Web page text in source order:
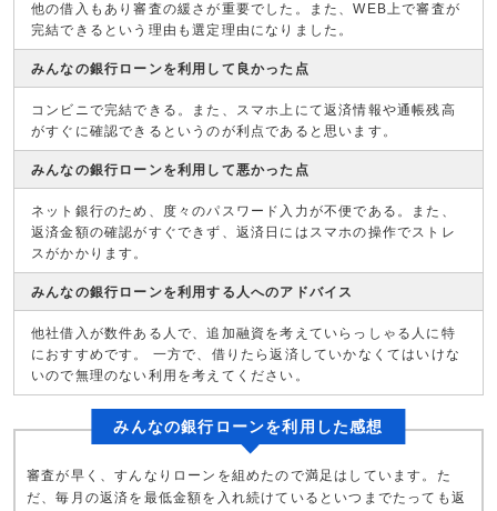
他の借入もあり審査の緩さが重要でした。また、WEB上で審査が
完結できるという理由も選定理由になりました。
みんなの銀行ローンを利用して良かった点
コンビニで完結できる。また、スマホ上にて返済情報や通帳残高
がすぐに確認できるというのが利点であると思います。
みんなの銀行ローンを利用して悪かった点
ネット銀行のため、度々のパスワード入力が不便である。また、
返済金額の確認がすぐできず、返済日にはスマホの操作でストレ
スがかかります。
みんなの銀行ローンを利用する人へのアドバイス
他社借入が数件ある人で、追加融資を考えていらっしゃる人に特
におすすめです。 一方で、借りたら返済していかなくてはいけな
いので無理のない利用を考えてください。
みんなの銀行ローンを利用した感想
審査が早く、すんなりローンを組めたので満足はしています。た
だ、毎月の返済を最低金額を入れ続けているといつまでたっても返